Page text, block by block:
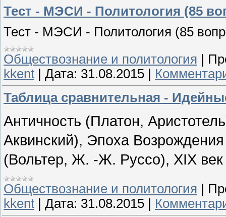
Тест - МЭСИ - Политология (85
Тест - МЭСИ - Политология (85
Обществознание и политология
kkent
Дата: 31.08.2015
Таблица сравнительная -
Античность (Платон,
Аквинский), Эпоха
(Вольтер, Ж. -Ж. Руссо), XIX
Обществознание и политология |
kkent | Дата: 31.08.2015 |